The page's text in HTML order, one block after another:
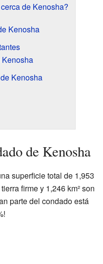
de Kenosha?
Kenosha
Kenosha
de Kenosha
superficie total de 1,953
firme y 1,246 km² son
parte del condado está